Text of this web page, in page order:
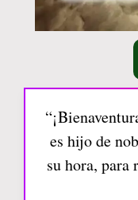
es hijo de
su hora, para